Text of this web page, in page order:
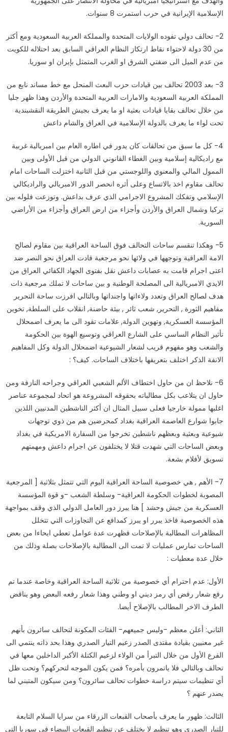
الإسلامية الإيرانية في حرب استمرت 8 سنوات.
2- تحالف دولي تفوده الولايات المتحدة والمملكة العربية السعودية ومع أكثر
من 30 دولة لاحتواء نقاط ارتكاز النظام العراقي السابق بعد احتلاله للكويت
من عدم الميل الى ضفتي الشرق او الغرب المتمثل بإيران او سوريا.
3- بعد 2003 تحالف بين قيادات حزب البعث المنحل مع خط مساند نابع من
المملكة العربية السعودية والامارات العربية المتحدة والأردن وهذا ظهر جليا
من خلال تحالف بقايا قيادات بعثية او ما يعرف بجيش الطريقة النقشبندية
تحت لواء ما يعرف بالدولة الإسلامية في العراق والشام داعش
4- كل ما سبق من تحالفات كان يدور في اطاره العام بين امبريالية غربية
مع راديكالية إسلامية وبين الغطاء القانوني الدولي من قبل الأولى وبين
الممول المالي والمعنوي واللوجستي من قبل الثانية اختزلت الساحات امام
تحالف مقاوم اخذ بالاتساع وعلى أثره انحصر الدور الامبريالي والراديكالي
الإسلامي وتفكك المشروع الاجرامي الذي عرف بداعش. وتوزعت فلوله بين
تركيا وشمال العراق والأردن وأجزاء من ارض العراق وأجزاء من الأراضي
السورية.
5- وهكذا تنقسم ساحات التحالف فوق الساحة العراقية بين مقاوم لصالح
الامة العراقية وتوجهها في ولائها نحو مرجعية قادت العراق نحو النصر ضد
اعتى اجرام قامت به عصابات داعش نقل بفتوى الجهاد الكفائي العراق من
الايدي الامبريالية الى المصلحة الوطنية و بين ساحات لا تملك مرجعية ذات
هدف لصالح العراق وتعدد ولاءاتها واجنداتها وبالتالي افرزت ساحة التحرير
مفاهيم الثورة , التحرير, شعب ثائر , بيئة حاضنة, انقلاب على السلطة, تخوين
المؤسسة العسكرية, وتهوين الدولة, علامات تقود الى ما يعرف اضمحلال
تأثير النظام الساسي على الشارع العراقي وتوسيع الهوة بين الحكومة
والشعب وهو مفهوم قريب لشعار الشيوعية اضمحلال الدولة وكل المفاهيم
الانفة الذكر اختلف بتعريفها باختلاف الساحات. كيف؟ :
6- نلاحظ ان من حاول اختطاف الألم الشعبي العراقي وجراحه النازفة ومن
حاول ان يتلاعب بكل مطالباته بحقوقه المشروعة هو اتحاد لمجموعة عناصر
اغلبها ممولة خارجيا فعلى سبيل المثال ان أكثر الناشطين المدنيين اللذين
جابوا شوارع العاصمة العراقية بغداد كمحرضين هم من ذوي توجهات
شيوعية وبعثية وبعظهم ناشطين تخرجوا من السفارة الامريكية في بغداد
وبعض الساحات التي شهدت قتلا لا يختلفون عن اجرام داعش ومهمتهم
تسويق لأفلام بشعة.
7- الأهم , هي خصوصية الساحة العراقية اليوم التي تتمثل بثلاثية [ المرجعية
المصوبة لخطوات الحكومة العراقية- وسلطة الشعب -و قوة المؤسسة
العسكرية من جيش وحشد ] هنا يبرز دور العامل الدولي الذي وقف بمواجهة
هذه الخصوصية فاخذ يبرر او يبرز كمدافع عن التجاوزات التي تتخلل
المظاهرات المطالبة بالإصلاحات فظهرت عدة عوامل تعطي ايحاءا من بعض
الساحات تمارس عمليات لا تمت الى المطالبة بالإصلاحات بصلة وذلك من
خلال عدة معطيات :
الأول: عدم احترام أي خصوصية من ثلاثية الساحة العراقية وخاصة عندما تم
رفع شعار رفض أي رمز ديني او وطني وهذا شعار رفعه البعض وهو يناقض
الطرف الاخر المطالب بالإصلاح أيضا.
الثاني: أعلن معظم -وليس جميعهم- الفئات المكونة لتحالف سائرون بأنهم
غير معنيين بقيادة مقتدى الصدر زعيم التيار الصدري وهذا بحد ذاته ينتمي الى
الفرع الأول من خلال التبرأ من الولاء لزعيم الكتلة الأكبر الداخلين معها في
تحالف وبالتالي فلا ياتمرون بأمره؟ فمن يكون الموجه لتحركهم؟ وتحت ظل
أي تنظيمات سيتم دراسة خطوات تحالف سائرون؟ ومن سيكون المتبني لما
يصدر عنهم ؟
الثالث: ظهور ما يعرف بأصحاب القبعات الزرقاء من سرايا السلام التابعة
للتيار الصدري وهو تنظيم لا يختلف عن تنظيم القبعات البيضاء في سوريا التي